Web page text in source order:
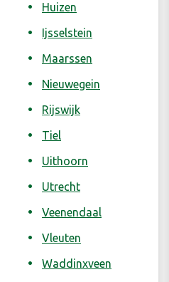
Huizen
Ijsselstein
Maarssen
Nieuwegein
Rijswijk
Tiel
Uithoorn
Utrecht
Veenendaal
Vleuten
Waddinxveen